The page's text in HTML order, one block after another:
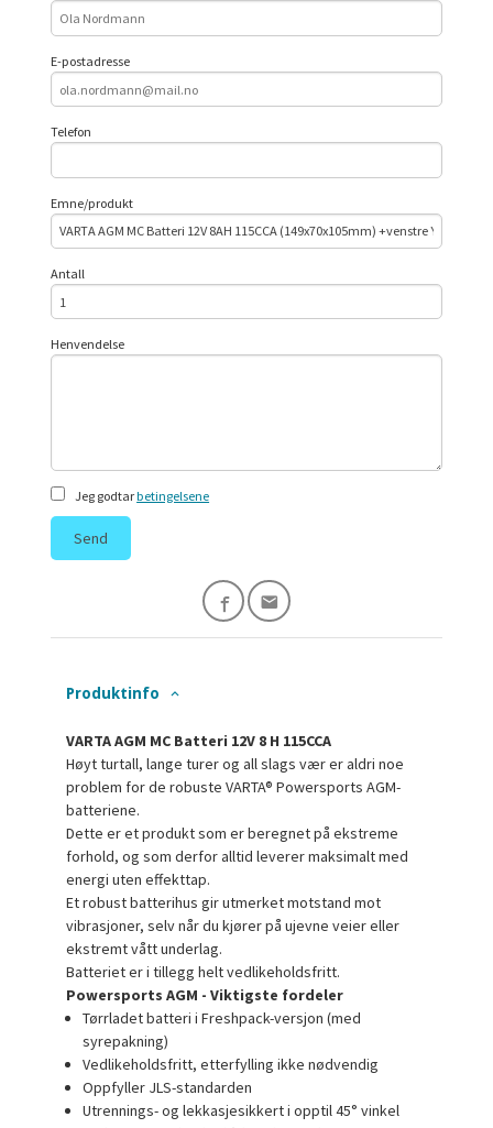
E-postadresse
Telefon
Emne/produkt
Antall
Henvendelse
Jeg godtarbetingelsene
Send
Produktinfo
VARTA AGM MC Batteri 12V 8 H 115CCA
Høyt turtall, lange turer og all slags vær er aldri noe
problem for de robuste VARTA® Powersports AGM-
batteriene.
Dette er et produkt som er beregnet på ekstreme
forhold, og som derfor alltid leverer maksimalt med
energi uten effekttap.
Et robust batterihus gir utmerket motstand mot
vibrasjoner, selv når du kjører på ujevne veier eller
ekstremt vått underlag.
Batteriet er i tillegg helt vedlikeholdsfritt.
Powersports AGM - Viktigste fordeler
Tørrladet batteri i Freshpack-versjon (med
syrepakning)
Vedlikeholdsfritt, etterfylling ikke nødvendig
Oppfyller JLS-standarden
Utrennings- og lekkasjesikkert i opptil 45° vinkel